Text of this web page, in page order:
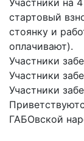
Участники на
стартовый
стоянку и
оплачивают).
Участники
Участники
Участники
ГАБОвской